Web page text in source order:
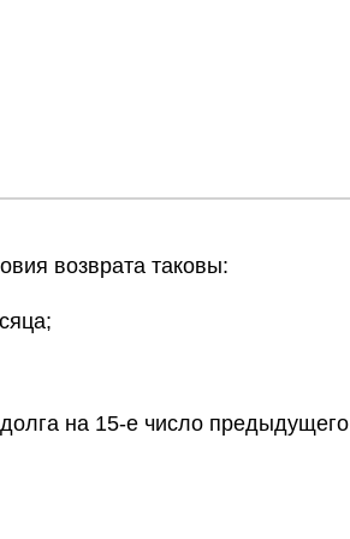
возврата таковы:
на 15-е число предыдущего